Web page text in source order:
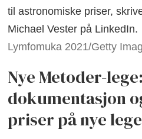
til astronomiske priser,
Michael Vester på LinkedIn.
Lymfomuka 2021/Getty
Nye Metoder-
dokumentasjon
priser på nye